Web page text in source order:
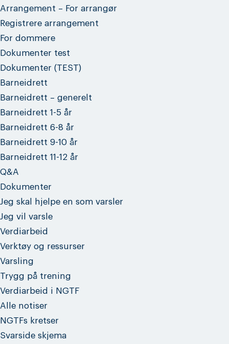
Arrangement – For arrangør
Registrere arrangement
For dommere
Dokumenter test
Dokumenter (TEST)
Barneidrett
Barneidrett – generelt
Barneidrett 1-5 år
Barneidrett 6-8 år
Barneidrett 9-10 år
Barneidrett 11-12 år
Q&A
Dokumenter
Jeg skal hjelpe en som varsler
Jeg vil varsle
Verdiarbeid
Verktøy og ressurser
Varsling
Trygg på trening
Verdiarbeid i NGTF
Alle notiser
NGTFs kretser
Svarside skjema